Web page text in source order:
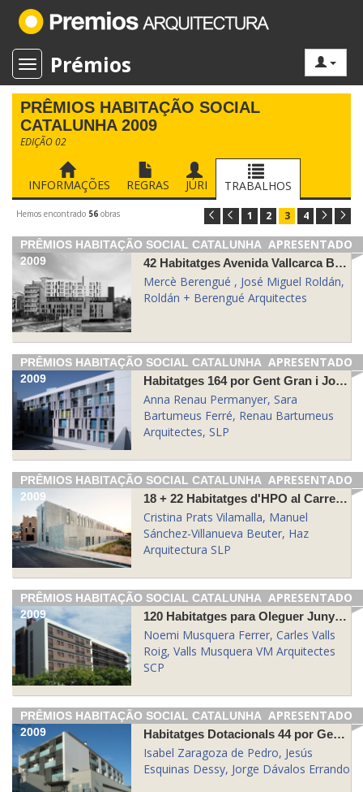
Toggle navigation
Prémios
PRÊMIOS HABITAÇÃO SOCIAL
CATALUNHA 2009
EDIÇÃO 02
INFORMAÇÕES REGRAS JÚRI TRABALHOS
1 2 3 4
Hemos encontrado 56 obras
APRESENTADO
PRÊMIOS HABITAÇÃO SOCIAL CATALUNHA
2009
42 Habitatges Avenida Vallcarca Barcelona
Mercè Berengué , José Miguel Roldán,
Roldán + Berengué Arquitectes
APRESENTADO
PRÊMIOS HABITAÇÃO SOCIAL CATALUNHA
2009
Habitatges 164 por Gent Gran i Joves para Cami Antic Valéncia de Poble Nou, Barcelona
Anna Renau Permanyer, Sara
Bartumeus Ferré, Renau Bartumeus
Arquitectes, SLP
APRESENTADO
PRÊMIOS HABITAÇÃO SOCIAL CATALUNHA
2009
18 + 22 Habitatges d'HPO al Carrer Josep Trueta Santa Cristina d'Aro
Cristina Prats Vilamalla, Manuel
Sánchez-Villanueva Beuter, Haz
Arquitectura SLP
APRESENTADO
PRÊMIOS HABITAÇÃO SOCIAL CATALUNHA
2009
120 Habitatges para Oleguer Junyent d'Esplugues de Llobregat Plaça
Noemi Musquera Ferrer, Carles Valls
Roig, Valls Musquera VM Arquitectes
SCP
APRESENTADO
PRÊMIOS HABITAÇÃO SOCIAL CATALUNHA
2009
Habitatges Dotacionals 44 por Gent Gran al'Asil de Sant Jaume de Blanes
Isabel Zaragoza de Pedro, Jesús
Esquinas Dessy, Jorge Dávalos Errando